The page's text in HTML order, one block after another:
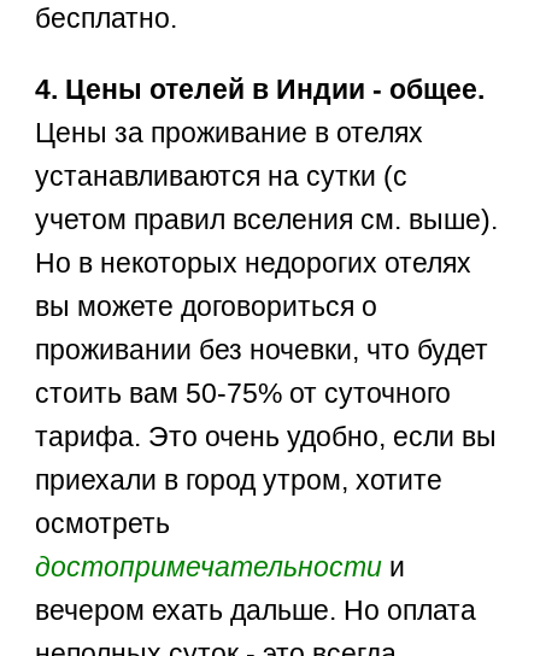
бесплатно.
4. Цены отелей в Индии - общее.
Цены за проживание в отелях
устанавливаются на сутки (с
учетом правил вселения см. выше).
Но в некоторых недорогих отелях
вы можете договориться о
проживании без ночевки, что будет
стоить вам 50-75% от суточного
тарифа. Это очень удобно, если вы
приехали в город утром, хотите
осмотреть
достопримечательности и
вечером ехать дальше. Но оплата